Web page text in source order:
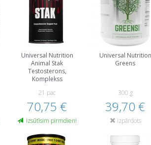
Universal Nutrition
Animal Stak
Testosterons,
Komplekss
21 pac
70,75 €
Izsūtīsim pirmdien!
Universal Nutrition
Greens
300 g
39,70 €
Izpārdots